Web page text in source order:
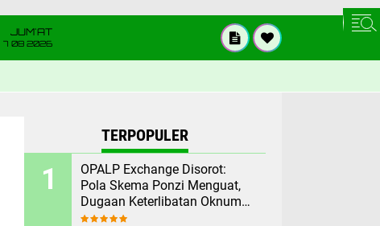
JUM'AT
7 08 2026
TERPOPULER
OPALP Exchange Disorot:
Pola Skema Ponzi Menguat,
Dugaan Keterlibatan Oknum
ASN melanggar Aturan.